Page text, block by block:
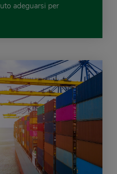
adeguarsi per